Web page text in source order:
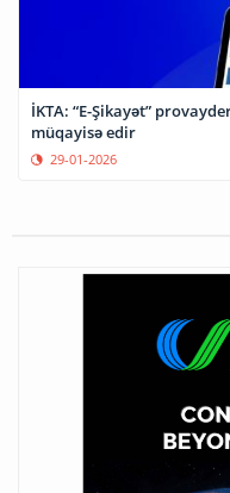
İKTA: “E-Şikayət”
müqayisə edir
29-01-2026